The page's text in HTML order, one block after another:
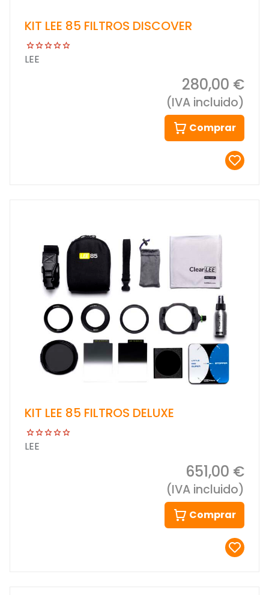
KIT LEE 85 FILTROS DISCOVER
LEE
280,00 €
(IVA incluido)
Comprar
KIT LEE 85 FILTROS DELUXE
LEE
651,00 €
(IVA incluido)
Comprar